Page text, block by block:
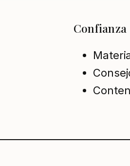
Confianza